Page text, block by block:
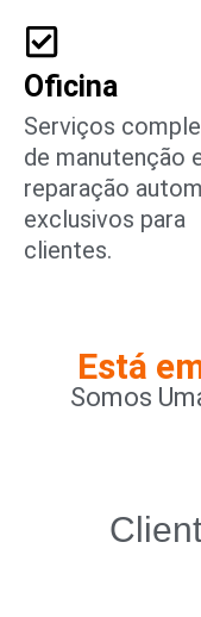
Oficina
Serviços
de manutenção
reparação
exclusivos para
clientes.
Está
Somos